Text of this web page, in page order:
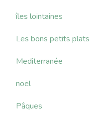
îles lointaines
Les bons petits plats
Mediterranée
noël
Pâques